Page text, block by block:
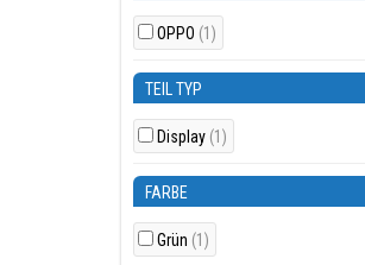
OPPO (1)
TEIL TYP
Display (1)
FARBE
Grün (1)